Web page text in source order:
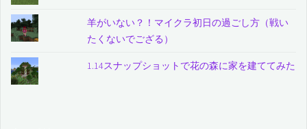
羊がいない？！マイクラ初日の過ごし方（戦い
たくないでござる）
1.14スナップショットで花の森に家を建ててみた